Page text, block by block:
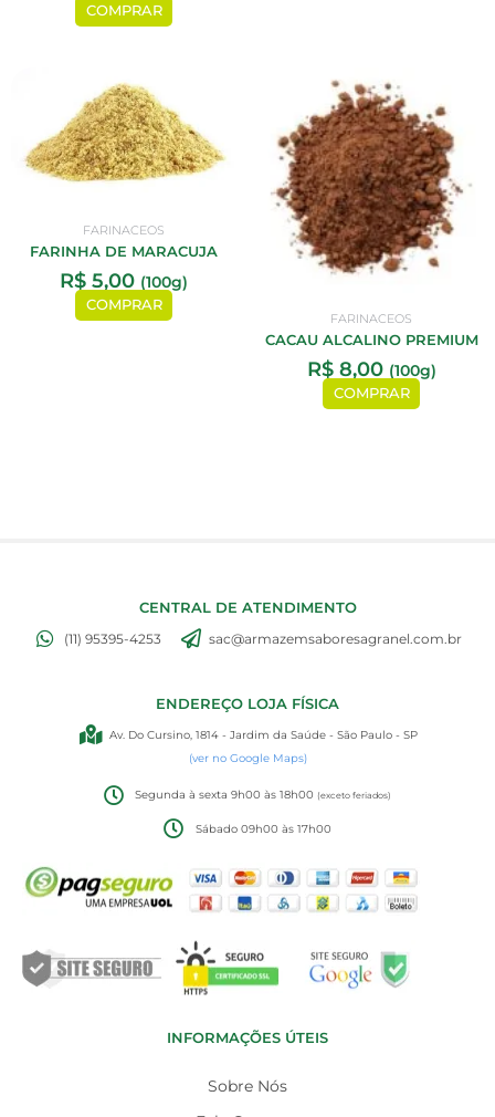
COMPRAR
FARINACEOS
FARINHA DE MARACUJA
R$ 5,00 (100g)
COMPRAR
FARINACEOS
CACAU ALCALINO PREMIUM
R$8,00 (100g)
COMPRAR
CENTRAL DE ATENDIMENTO
(11) 95395-4253 sac@armazemsaboresagranel.com.br
ENDEREÇO LOJA FÍSICA
Av. Do Cursino, 1814 - Jardim da Saúde - São Paulo - SP
(ver no Google Maps)
Segunda à sexta 9h00 às 18h00(exceto feriados)
Sábado 09h00 às 17h00
INFORMAÇÕES ÚTEIS
Sobre Nós